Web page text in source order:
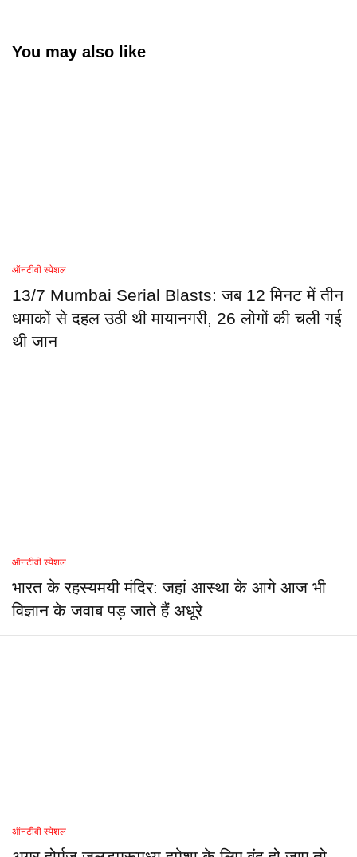
You may also like
ऑनटीवी स्पेशल
13/7 Mumbai Serial Blasts: जब 12 मिनट में तीन
धमाकों से दहल उठी थी मायानगरी, 26 लोगों की चली गई
थी जान
ऑनटीवी स्पेशल
भारत के रहस्यमयी मंदिर: जहां आस्था के आगे आज भी
विज्ञान के जवाब पड़ जाते हैं अधूरे
ऑनटीवी स्पेशल